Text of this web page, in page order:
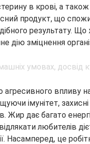
в крові, а
продукт, що
результату.
дію зміцнення
агресивного впливу
імунітет, захисні
Жир дає багато
любителів
Насамперед, це